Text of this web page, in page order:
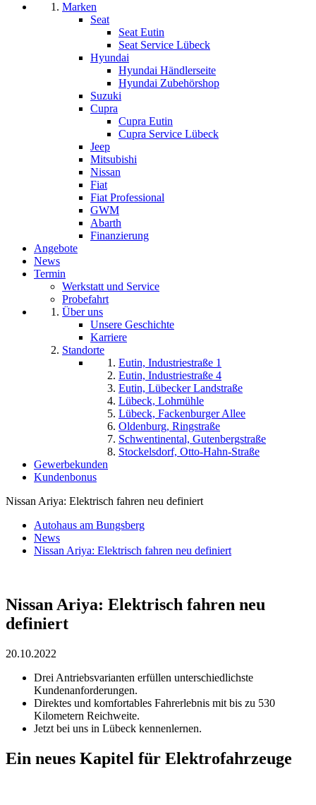
Marken
Seat
Seat Eutin
Seat Service Lübeck
Hyundai
Hyundai Händlerseite
Hyundai Zubehörshop
Suzuki
Cupra
Cupra Eutin
Cupra Service Lübeck
Jeep
Mitsubishi
Nissan
Fiat
Fiat Professional
GWM
Abarth
Finanzierung
Angebote
News
Termin
Werkstatt und Service
Probefahrt
Über uns
Unsere Geschichte
Karriere
Standorte
Eutin, Industriestraße 1
Eutin, Industriestraße 4
Eutin, Lübecker Landstraße
Lübeck, Lohmühle
Lübeck, Fackenburger Allee
Oldenburg, Ringstraße
Schwentinental, Gutenbergstraße
Stockelsdorf, Otto-Hahn-Straße
Gewerbekunden
Kundenbonus
Nissan Ariya: Elektrisch fahren neu definiert
Autohaus am Bungsberg
News
Nissan Ariya: Elektrisch fahren neu definiert
Nissan Ariya: Elektrisch fahren neu
definiert
20.10.2022
Drei Antriebsvarianten erfüllen unterschiedlichste
Kundenanforderungen.
Direktes und komfortables Fahrerlebnis mit bis zu 530
Kilometern Reichweite.
Jetzt bei uns in Lübeck kennenlernen.
Ein neues Kapitel für Elektrofahrzeuge